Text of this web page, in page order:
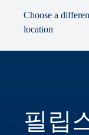
Choose a
location
필립